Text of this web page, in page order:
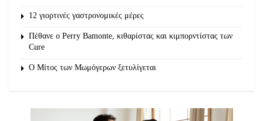
12 γιορτινές γαστρονομικές μέρες
Πέθανε ο Perry Bamonte, κιθαρίστας και κιμπορντίστας των
Cure
O Μίτος των Μωμόγερων ξετυλίγεται